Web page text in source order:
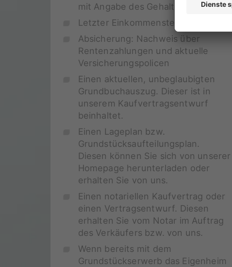
mit Angabe des Gehaltskontos
Letzter Einkommensteuerbescheid
Absicherung: Nachweis über
Rentenzahlungen und aktuelle
Versicherungspolicen
Einen aktuellen, unbeglaubigten
Grundbuchauszug. Dieser ist in
unserem Kaufvertragsentwurf
beinhaltet.
Einen Lageplan bzw.
Grundstücksaufteilungsplan.
Diesen können Sie sich von unserer
Homepage herunterladen oder
erhalten Sie von uns.
Einen notariellen Kaufvertrag oder
einen Vertragsentwurf. Diesen
erhalten Sie vom Notar im Auftrag
des Verkäufers bzw. von uns.
Wenn bereits mit dem
Grundstückserwerb das Eigenheim